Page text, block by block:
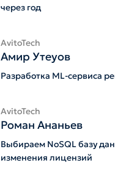
через год
AvitoTech
Амир Утеуов
Разработка ML-сервиса
AvitoTech
Роман Ананьев
Выбираем NoSQL базу
изменения лицензий